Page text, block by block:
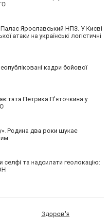
Ярославський НПЗ. У Києві
атаки на українські логістичні
кадри бойової
тата Петрика П’яточкина у
Родина два роки шукає
селфі та надсилати геолокацію:
Здоров'я